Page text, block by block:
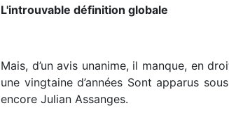
L'introuvable définition globale
Mais, d’un avis unanime, il manque, en
une vingtaine d’années Sont apparus
encore Julian Assanges.